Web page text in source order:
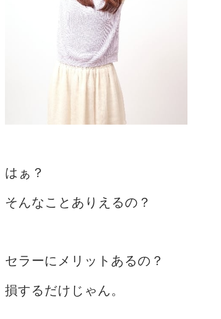
はぁ？
そんなことありえるの？
セラーにメリットあるの？
損するだけじゃん。